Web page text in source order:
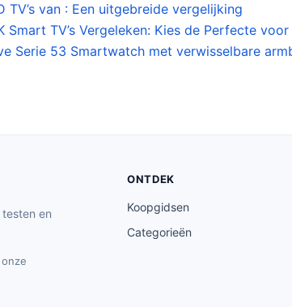
TV’s van : Een uitgebreide vergelijking
Smart TV’s Vergeleken: Kies de Perfecte
Serie 53 Smartwatch met verwisselbare
en
ONTDEK
Koopgidsen
Categorieën